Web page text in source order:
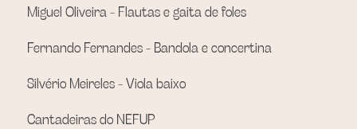
Miguel Oliveira - Flautas e gaita de foles
Fernando Fernandes - Bandola e concertina
Silvério Meireles - Viola baixo
Cantadeiras do NEFUP